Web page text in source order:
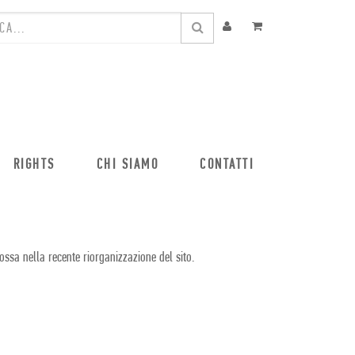
RIGHTS CHI SIAMO CONTATTI
nella recente riorganizzazione del sito.